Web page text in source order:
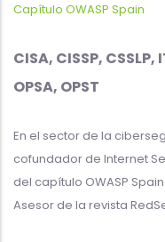
Capítulo OWASP Spain
CISA, CISSP, CSSLP,
OPSA, OPST
En el sector de la
cofundador de Internet
del capítulo OWASP
Asesor de la revista